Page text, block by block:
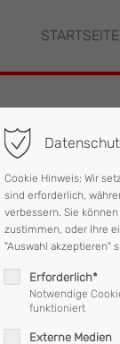
col2"
STARTSEITE
werden,
Cookie Hinweis: Wir
sind erforderlich,
verbessern. Sie
zustimmen, oder Ihre
"Auswahl akzeptieren"
Erforderlich*
Notwendige
funktioniert
Externe Medien